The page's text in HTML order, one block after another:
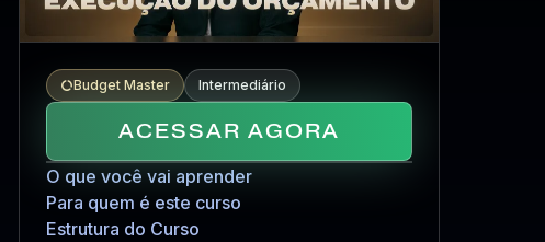
data_usageBudget Master Intermediário
ACESSAR AGORA
O que você vai aprender
Para quem é este curso
Estrutura do Curso